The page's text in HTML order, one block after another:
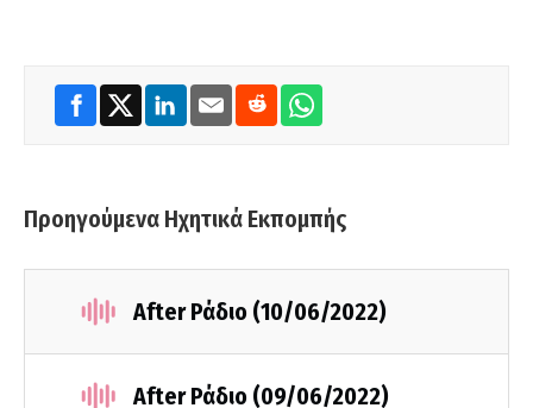
Προηγούμενα Ηχητικά Εκπομπής
After Ράδιο (10/06/2022)
After Ράδιο (09/06/2022)